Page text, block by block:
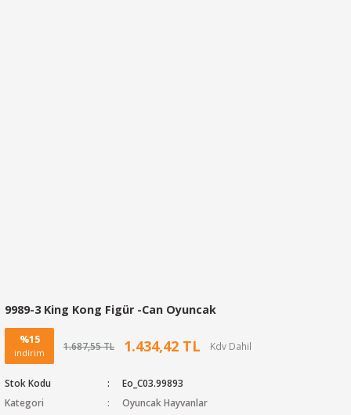
9989-3 King Kong Figür -Can Oyuncak
%15
indirim
1.687,55 TL 1.434,42 TL
Stok Kodu
Eo_C03.99893
Kategori
Oyuncak Hayvanlar